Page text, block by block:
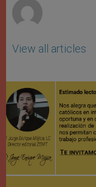
View all articles